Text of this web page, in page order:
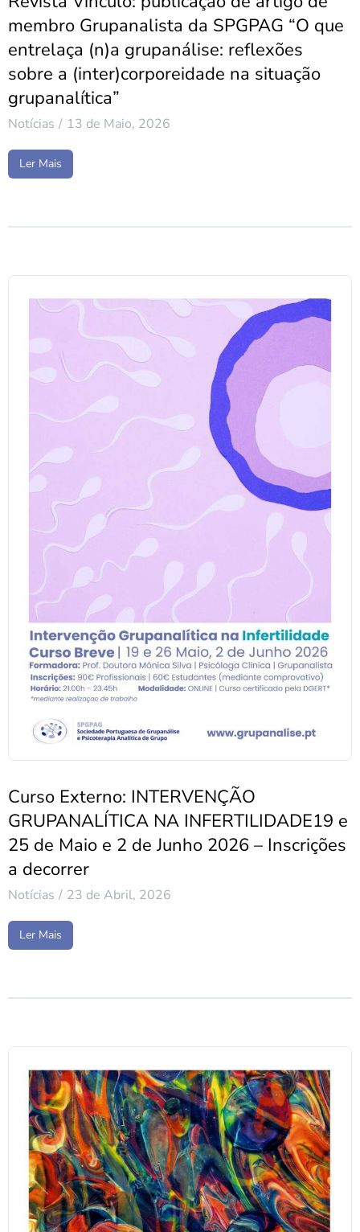
membro Grupanalista da SPGPAG “O que
entrelaça (n)a grupanálise: reflexões
sobre a (inter)corporeidade na situação
grupanalítica”
Notícias 13 de Maio, 2026
Ler Mais
Curso Externo: INTERVENÇÃO
GRUPANALÍTICA NA INFERTILIDADE19 e
25 de Maio e 2 de Junho 2026 – Inscrições
a decorrer
Notícias 23 de Abril, 2026
Ler Mais